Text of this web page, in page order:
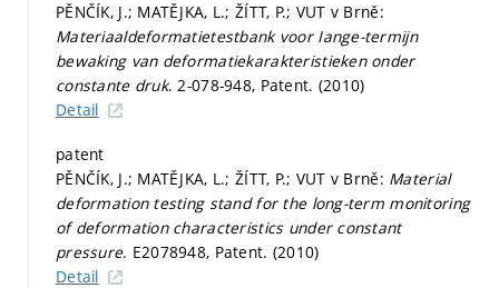
PĚNČÍK, J.; MATĚJKA, L.; ŽÍTT, P.; VUT v Brně:
Materiaaldeformatietestbank voor Iange-termijn
bewaking van deformatiekarakteristieken onder
constante druk. 2-078-948, Patent. (2010)
Detail
patent
PĚNČÍK, J.; MATĚJKA, L.; ŽÍTT, P.; VUT v Brně: Material
deformation testing stand for the long-term monitoring
of deformation characteristics under constant
pressure. E2078948, Patent. (2010)
Detail